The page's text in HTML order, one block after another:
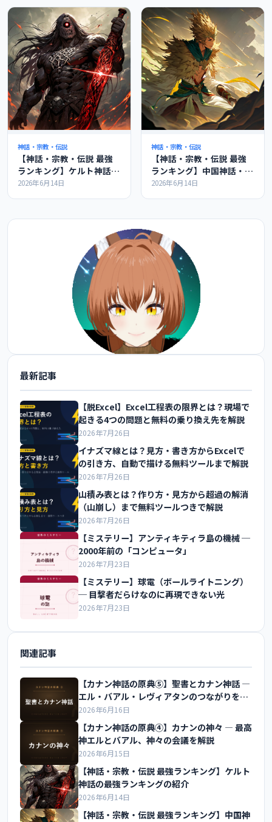
神話・宗教・伝説
【神話・宗教・伝説 最強
ランキング】ケルト神話の
最強ランキングの紹介
2026年6月14日
神話・宗教・伝説
【神話・宗教・伝説 最強
ランキング】中国神話・道
教の最強ランキングの紹介
2026年6月14日
最新記事
【脱Excel】Excel工程表の限界とは？現場で
起きる4つの問題と無料の乗り換え先を解説
2026年7月26日
イナズマ線とは？見方・書き方からExcelで
の引き方、自動で描ける無料ツールまで解説
2026年7月26日
山積み表とは？作り方・見方から超過の解消
（山崩し）まで無料ツールつきで解説
2026年7月26日
【ミステリー】アンティキティラ島の機械 ─
2000年前の「コンピュータ」
2026年7月23日
【ミステリー】球電（ボールライトニング）
─ 目撃者だらけなのに再現できない光
2026年7月23日
関連記事
【カナン神話の原典⑤】聖書とカナン神話 ―
エル・バアル・レヴィアタンのつながりを解
説
2026年6月16日
【カナン神話の原典④】カナンの神々 ― 最高
神エルとバアル、神々の会議を解説
2026年6月15日
【神話・宗教・伝説 最強ランキング】ケルト
神話の最強ランキングの紹介
2026年6月14日
【神話・宗教・伝説 最強ランキング】中国神